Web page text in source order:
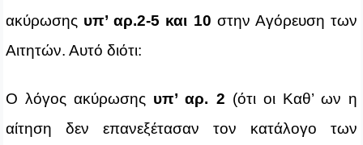
ακύρωσης υπ’ αρ.2-5 και 10 στην Αγόρευση των
Αιτητών. Αυτό διότι:
Ο λόγος ακύρωσης υπ’ αρ. 2 (ότι οι Καθ’ ων η
αίτηση δεν επανεξέτασαν τον κατάλογο των